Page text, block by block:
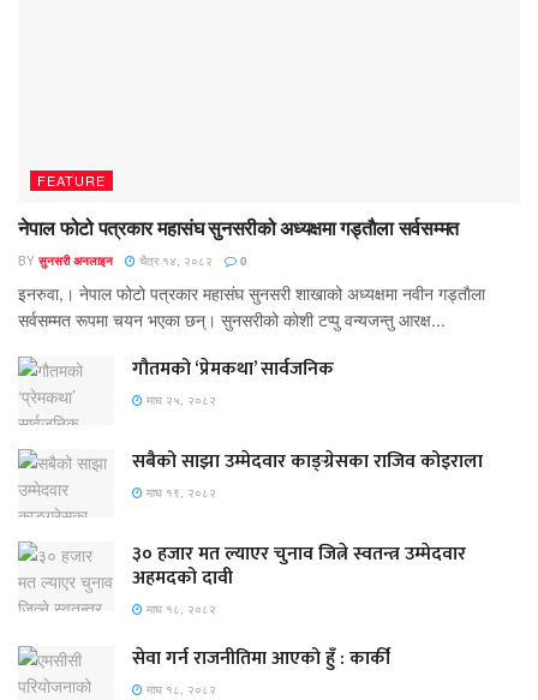
FEATURE
नेपाल फोटो पत्रकार महासंघ सुनसरीको अध्यक्षमा गड्ताैला सर्वसम्मत
BY सुनसरी अनलाइन चैत्र १४, २०८२ 0
इनरुवा,। नेपाल फोटो पत्रकार महासंघ सुनसरी शाखाको अध्यक्षमा नवीन गड्ताैला
सर्वसम्मत रूपमा चयन भएका छन्। सुनसरीको काेशी टप्पु वन्यजन्तु आरक्ष...
गौतमको ‘प्रेमकथा’ सार्वजनिक
माघ २५, २०८२
सबैको साझा उम्मेदवार काङ्ग्रेसका राजिव कोइराला
माघ १९, २०८२
३० हजार मत ल्याएर चुनाव जित्ने स्वतन्त्र उम्मेदवार
अहमदको दावी
माघ १८, २०८२
सेवा गर्न राजनीतिमा आएको हुँ : कार्की
माघ १८, २०८२